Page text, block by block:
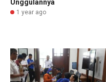
Unggulannya
1 year ago